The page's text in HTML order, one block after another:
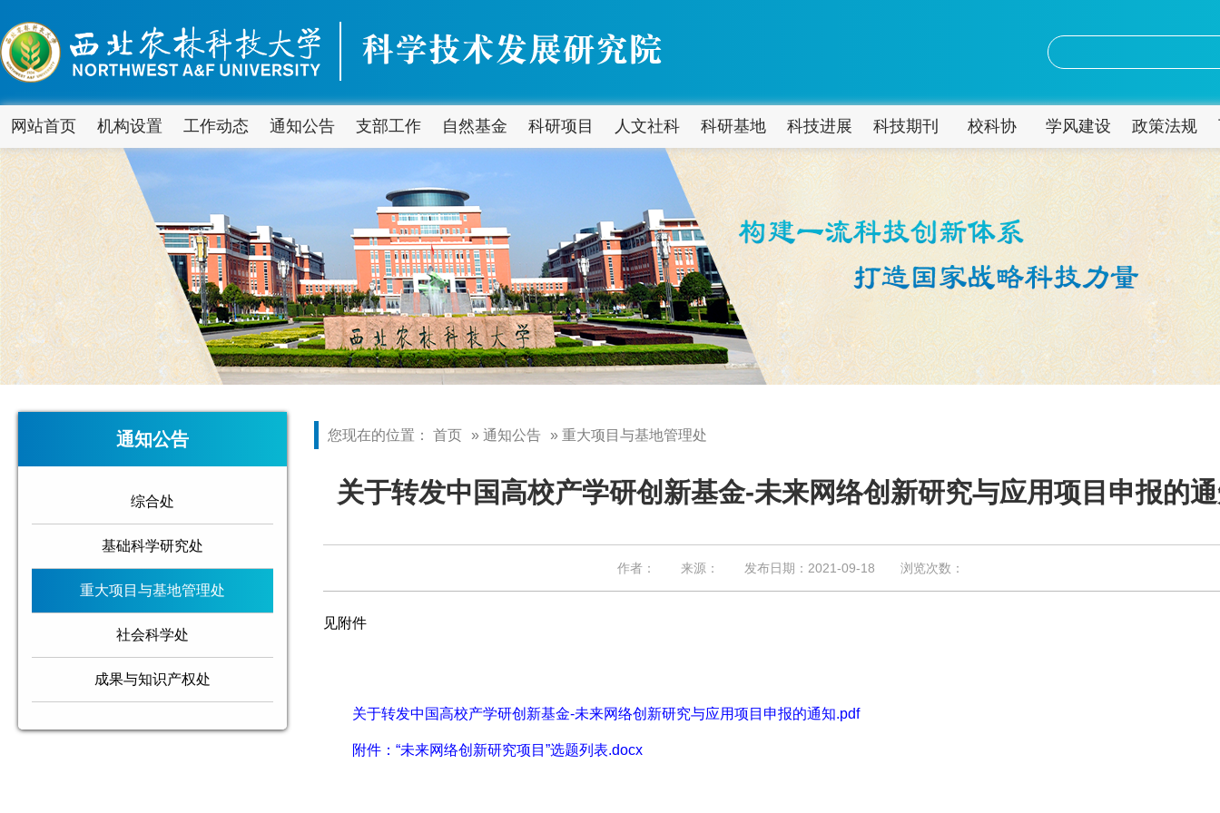
网站首页 机构设置 工作动态 通知公告 支部工作 自然基金 科研项目 人文社科 科研基地 科技进展 科技期刊 校科协 学风建设 政策法规
通知公告
综合处
基础科学研究处
重大项目与基地管理处
社会科学处
成果与知识产权处
您现在的位置： 首页 » 通知公告 » 重大项目与基地管理处
关于转发中国高校产学研创新基金-未来网络创新研究与应用项目申报的
作者： 来源： 发布日期：2021-09-18 浏览次数：
见附件
关于转发中国高校产学研创新基金-未来网络创新研究与应用项目申报的通知.pdf
附件：“未来网络创新研究项目”选题列表.docx